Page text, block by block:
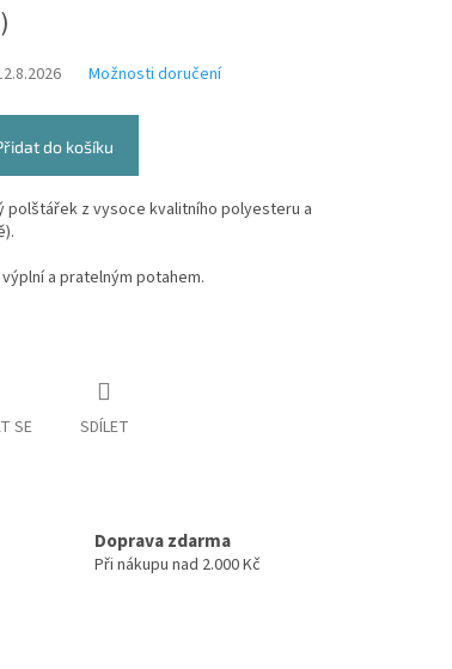
Možnosti doručení
do košíku
polštářek z vysoce kvalitního polyesteru a
a pratelným potahem.
SE SDÍLET
Doprava zdarma
Při nákupu nad 2.000 Kč